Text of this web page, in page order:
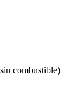
combustible)